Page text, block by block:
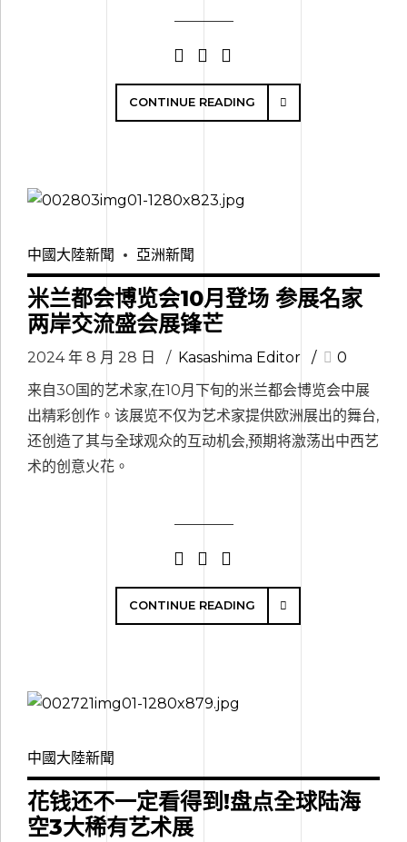
CONTINUE READING
中國大陸新聞 亞洲新聞
米兰都会博览会10月登场 参展名家
两岸交流盛会展锋芒
2024 年 8 月 28 日 Kasashima Editor
0
来自30国的艺术家,在10月下旬的米兰都会博览会中展
出精彩创作。该展览不仅为艺术家提供欧洲展出的舞台,
还创造了其与全球观众的互动机会,预期将激荡出中西艺
术的创意火花。
CONTINUE READING
中國大陸新聞
花钱还不一定看得到!盘点全球陆海
空3大稀有艺术展